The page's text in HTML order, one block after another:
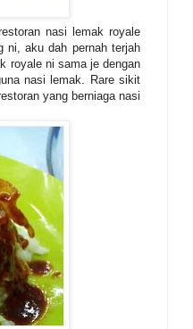
nasi lemak royale
ni, aku dah pernah terjah
royale ni sama je dengan
nasi lemak. Rare sikit
yang berniaga nasi